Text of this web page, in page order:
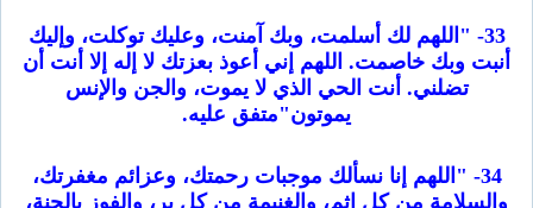
33- "اللهم لك أسلمت، وبك آمنت، وعليك توكلت، وإليك
أنبت وبك خاصمت. اللهم إني أعوذ بعزتك لا إله إلا أنت أن
تضلني. أنت الحي الذي لا يموت، والجن والإنس
يموتون"متفق عليه.
34- "اللهم إنا نسألك موجبات رحمتك، وعزائم مغفرتك،
والسلامة من كل إثم، والغنيمة من كل بر، والفوز بالجنة،